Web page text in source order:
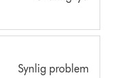
Synlig problem